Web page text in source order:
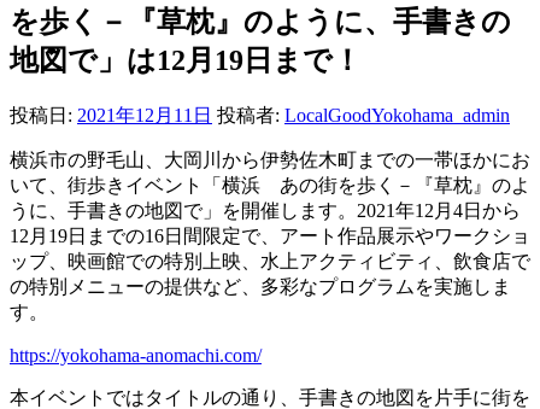
を歩く－『草枕』のように、手書きの
地図で」は12月19日まで！
投稿日: 2021年12月11日 投稿者: LocalGoodYokohama_admin
横浜市の野毛山、大岡川から伊勢佐木町までの一帯ほかにお
いて、街歩きイベント「横浜 あの街を歩く－『草枕』のよ
うに、手書きの地図で」を開催します。2021年12月4日から
12月19日までの16日間限定で、アート作品展示やワークショ
ップ、映画館での特別上映、水上アクティビティ、飲食店で
の特別メニューの提供など、多彩なプログラムを実施しま
す。
https://yokohama-anomachi.com/
本イベントではタイトルの通り、手書きの地図を片手に街を